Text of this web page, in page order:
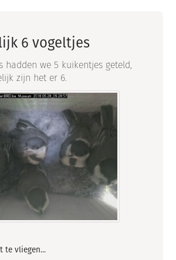
6 vogeltjes
hadden we 5 kuikentjes geteld,
zijn het er 6.
te vliegen...